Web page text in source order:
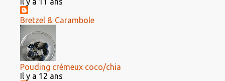
Bretzel & Carambole
Pouding crémeux coco/chia
Il y a 12 ans